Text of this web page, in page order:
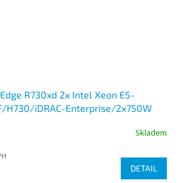
R730xd 2x Intel Xeon E5-
H730/iDRAC-Enterprise/2x750W
Skladem
DETAIL